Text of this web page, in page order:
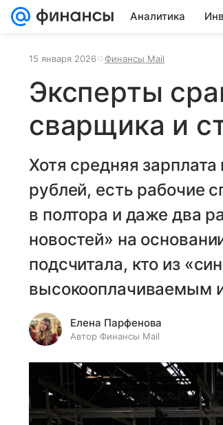
Аналитика
15 января 2026 Финансы Mail
Эксперты
сварщика и
Хотя средняя
рублей, есть рабочие
в полтора и даже два
новостей» на
подсчитала, кто из
высокооплачиваемым
Елена Парфенова
Автор Финансы Mail